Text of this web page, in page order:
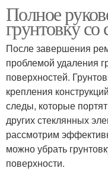
Полное
грунтовку со
После завершения
проблемой удаления
поверхностей.
крепления
следы, которые
других стеклянных
рассмотрим
можно убрать
поверхности.